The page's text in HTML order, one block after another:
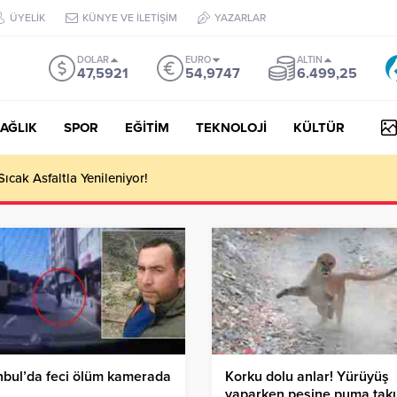
ÜYELİK KÜNYE VE İLETİŞİM YAZARLAR
DOLAR
47,5921
EURO
54,9747
ALTIN
6.499,25
SPOR EĞİTİM TEKNOLOJİ KÜLTÜR
III Kapsamında 634,3 Milyon Lira Hibe Ödemesi Yapıldı!
feci ölüm kamerada
Korku dolu anlar! Yürüyüş